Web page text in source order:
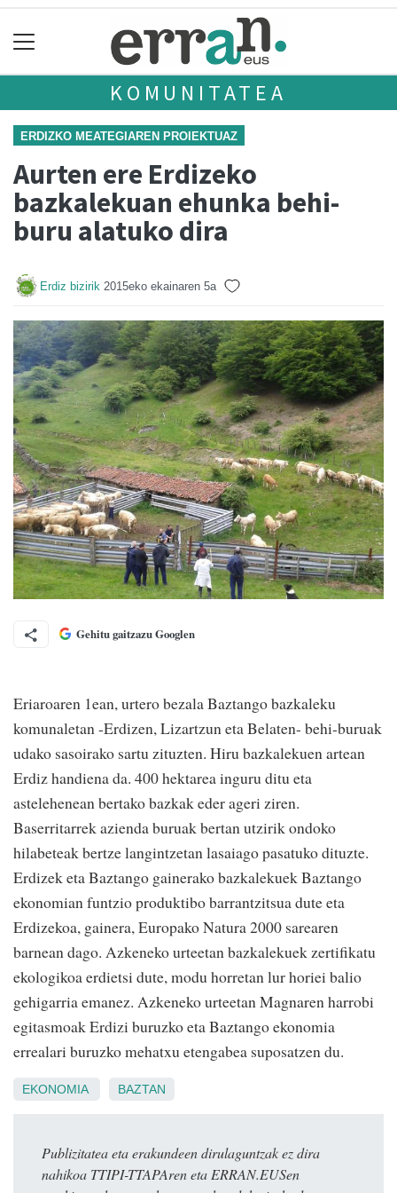
KOMUNITATEA
ERDIZKO MEATEGIAREN PROIEKTUAZ
Aurten ere Erdizeko
bazkalekuan ehunka behi-
buru alatuko dira
Erdiz bizirik 2015eko ekainaren 5a
Gehitu gaitzazu Googlen
Eriaroaren 1ean, urtero bezala Baztango bazkaleku
komunaletan -Erdizen, Lizartzun eta Belaten- behi-buruak
udako sasoirako sartu zituzten. Hiru bazkalekuen artean
Erdiz handiena da. 400 hektarea inguru ditu eta
astelehenean bertako bazkak eder ageri ziren.
Baserritarrek azienda buruak bertan utzirik ondoko
hilabeteak bertze langintzetan lasaiago pasatuko dituzte.
Erdizek eta Baztango gainerako bazkalekuek Baztango
ekonomian funtzio produktibo barrantzitsua dute eta
Erdizekoa, gainera, Europako Natura 2000 sarearen
barnean dago. Azkeneko urteetan bazkalekuek zertifikatu
ekologikoa erdietsi dute, modu horretan lur horiei balio
gehigarria emanez. Azkeneko urteetan Magnaren harrobi
egitasmoak Erdizi buruzko eta Baztango ekonomia
errealari buruzko mehatxu etengabea suposatzen du.
EKONOMIA BAZTAN
Publizitatea eta erakundeen dirulaguntzak ez dira
nahikoa TTIPI-TTAPAren eta ERRAN.EUSen